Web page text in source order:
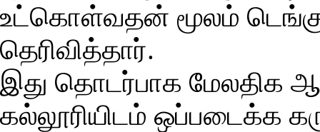
உட்­கொள்­வதன் மூலம்
தெரி­வித்தார்.
இது தொடர்­பாக மேல­திக
கல்­லூ­ரி­யிடம் ஒப்­ப­டைக்க